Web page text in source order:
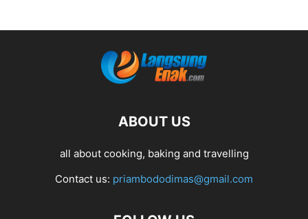
ABOUT US
all about cooking, baking and travelling
Contact us: priambododimas@gmail.com